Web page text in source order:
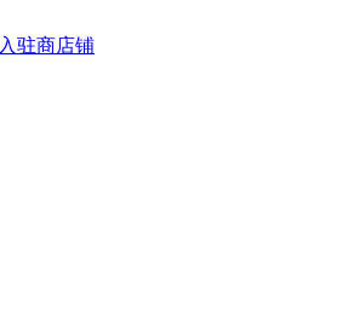
入驻商店铺